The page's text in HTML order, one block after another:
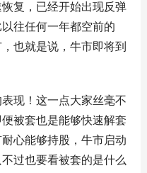
复，已经开始出现反弹
往任何一年都空前的
也就是说，牛市即将到
现！这一点大家丝毫不
被套也是能够快速解套
心能够持股，牛市启动
过也要看被套的是什么